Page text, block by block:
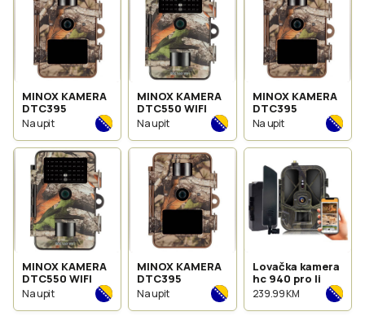
MINOX KAMERA
DTC395
Na upit
MINOX KAMERA
DTC550 WIFI
Na upit
MINOX KAMERA
DTC395
Na upit
MINOX KAMERA
DTC550 WIFI
Na upit
MINOX KAMERA
DTC395
Na upit
Lovačka kamera
hc 940 pro li
239.99 KM